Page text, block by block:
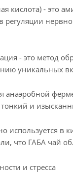
кислота) - это
регуляции
- это метод
уникальных
анаэробной
и
используется в
что ГАБА чай
и стресса